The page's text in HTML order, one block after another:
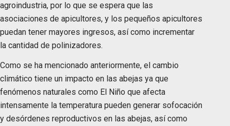
agroindustria, por lo que se espera que las
asociaciones de apicultores, y los pequeños apicultores
puedan tener mayores ingresos, así como incrementar
la cantidad de polinizadores.
Como se ha mencionado anteriormente, el cambio
climático tiene un impacto en las abejas ya que
fenómenos naturales como El Niño que afecta
intensamente la temperatura pueden generar sofocación
y desórdenes reproductivos en las abejas, así como